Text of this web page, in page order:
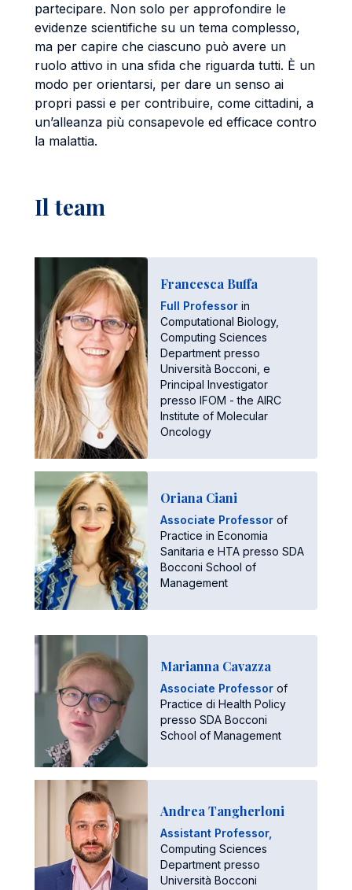
partecipare. Non solo per approfondire le
evidenze scientifiche su un tema complesso,
ma per capire che ciascuno può avere un
ruolo attivo in una sfida che riguarda tutti. È un
modo per orientarsi, per dare un senso ai
propri passi e per contribuire, come cittadini, a
un’alleanza più consapevole ed efficace contro
la malattia.
Il team
Francesca Buffa
Full Professor in
Computational Biology,
Computing Sciences
Department presso
Università Bocconi, e
Principal Investigator
presso IFOM - the AIRC
Institute of Molecular
Oncology
Oriana Ciani
Associate Professor of
Practice in Economia
Sanitaria e HTA presso SDA
Bocconi School of
Management
Marianna Cavazza
Associate Professor of
Practice di Health Policy
presso SDA Bocconi
School of Management
Andrea Tangherloni
Assistant Professor,
Computing Sciences
Department presso
Università Bocconi